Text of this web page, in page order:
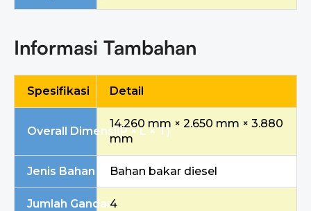
Informasi Tambahan
Spesifikasi Detail
Overall Dimensi(P × L × T)
14.260 mm × 2.650 mm × 3.880
mm
Jenis Bahan BakarBahan bakar diesel
Jumlah Gandar4